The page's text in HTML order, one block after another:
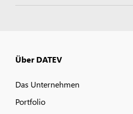
Über DATEV
Das Unternehmen
Portfolio